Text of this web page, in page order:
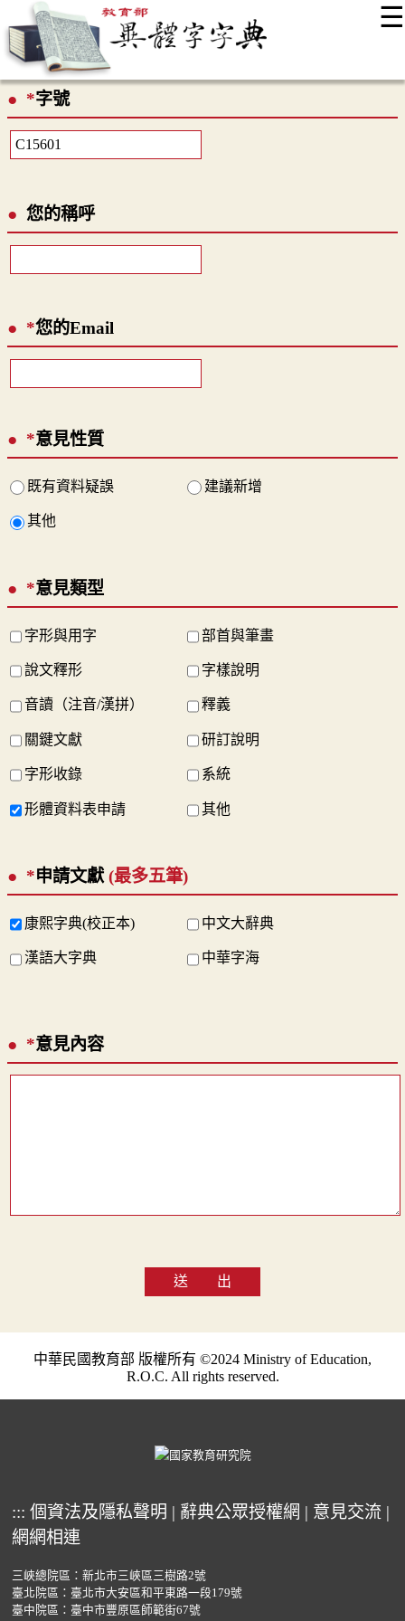
☰
最新消息
*字號
您的稱呼
*您的Email
*意見性質
既有資料疑誤 建議新增
其他
*意見類型
字形與用字 部首與筆畫
說文釋形 字樣說明
音讀（注音/漢拼） 釋義
關鍵文獻 研訂說明
字形收錄 系統
形體資料表申請 其他
*申請文獻(最多五筆)
康熙字典(校正本) 中文大辭典
漢語大字典 中華字海
*意見內容
送 出
中華民國教育部 版權所有 ©2024 Ministry of Education,
R.O.C. All rights reserved.
::: 個資法及隱私聲明 | 辭典公眾授權網 | 意見交流 |
網網相連
三峽總院區：新北市三峽區三樹路2號
臺北院區：臺北市大安區和平東路一段179號
臺中院區：臺中市豐原區師範街67號